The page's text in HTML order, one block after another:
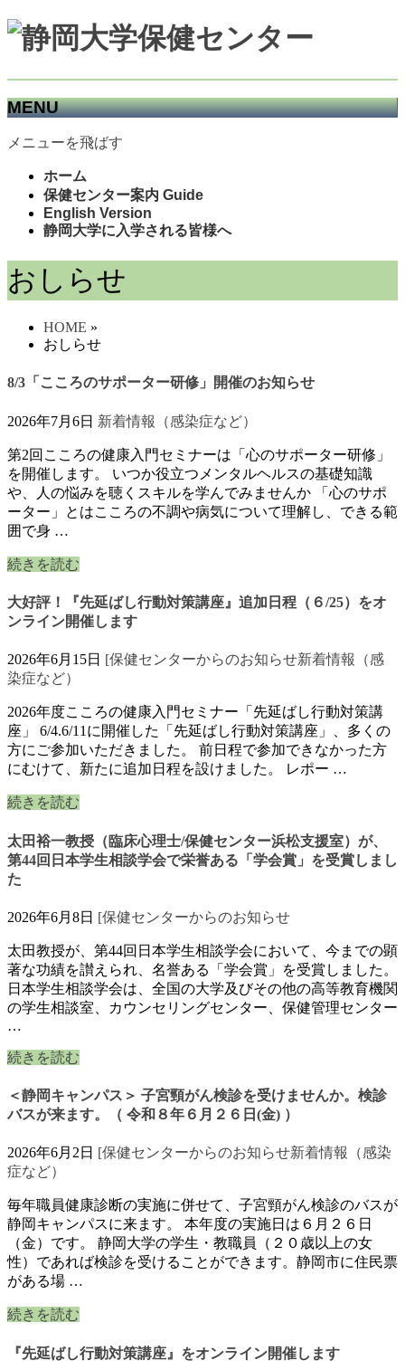
MENU
メニューを飛ばす
ホーム
保健センター案内 Guide
English Version
静岡大学に入学される皆様へ
おしらせ
HOME »
おしらせ
8/3「こころのサポーター研修」開催のお知らせ
2026年7月6日 新着情報（感染症など）
第2回こころの健康入門セミナーは「心のサポーター研修」
を開催します。 いつか役立つメンタルヘルスの基礎知識
や、人の悩みを聴くスキルを学んでみませんか 「心のサポ
ーター」とはこころの不調や病気について理解し、できる範
囲で身 …
続きを読む
大好評！『先延ばし行動対策講座』追加日程（６/25）をオ
ンライン開催します
2026年6月15日 [保健センターからのお知らせ新着情報（感
染症など）
2026年度こころの健康入門セミナー「先延ばし行動対策講
座」 6/4.6/11に開催した「先延ばし行動対策講座」、多くの
方にご参加いただきました。 前日程で参加できなかった方
にむけて、新たに追加日程を設けました。 レポー …
続きを読む
太田裕一教授（臨床心理士/保健センター浜松支援室）が、
第44回日本学生相談学会で栄誉ある「学会賞」を受賞しまし
た
2026年6月8日 [保健センターからのお知らせ
太田教授が、第44回日本学生相談学会において、今までの顕
著な功績を讃えられ、名誉ある「学会賞」を受賞しました。
日本学生相談学会は、全国の大学及びその他の高等教育機関
の学生相談室、カウンセリングセンター、保健管理センター
…
続きを読む
＜静岡キャンパス＞ 子宮頸がん検診を受けませんか。検診
バスが来ます。（ 令和８年６月２６日(金) ）
2026年6月2日 [保健センターからのお知らせ新着情報（感染
症など）
毎年職員健康診断の実施に併せて、子宮頸がん検診のバスが
静岡キャンパスに来ます。 本年度の実施日は６月２６日
（金）です。 静岡大学の学生・教職員（２０歳以上の女
性）であれば検診を受けることができます。静岡市に住民票
がある場 …
続きを読む
『先延ばし行動対策講座』をオンライン開催します